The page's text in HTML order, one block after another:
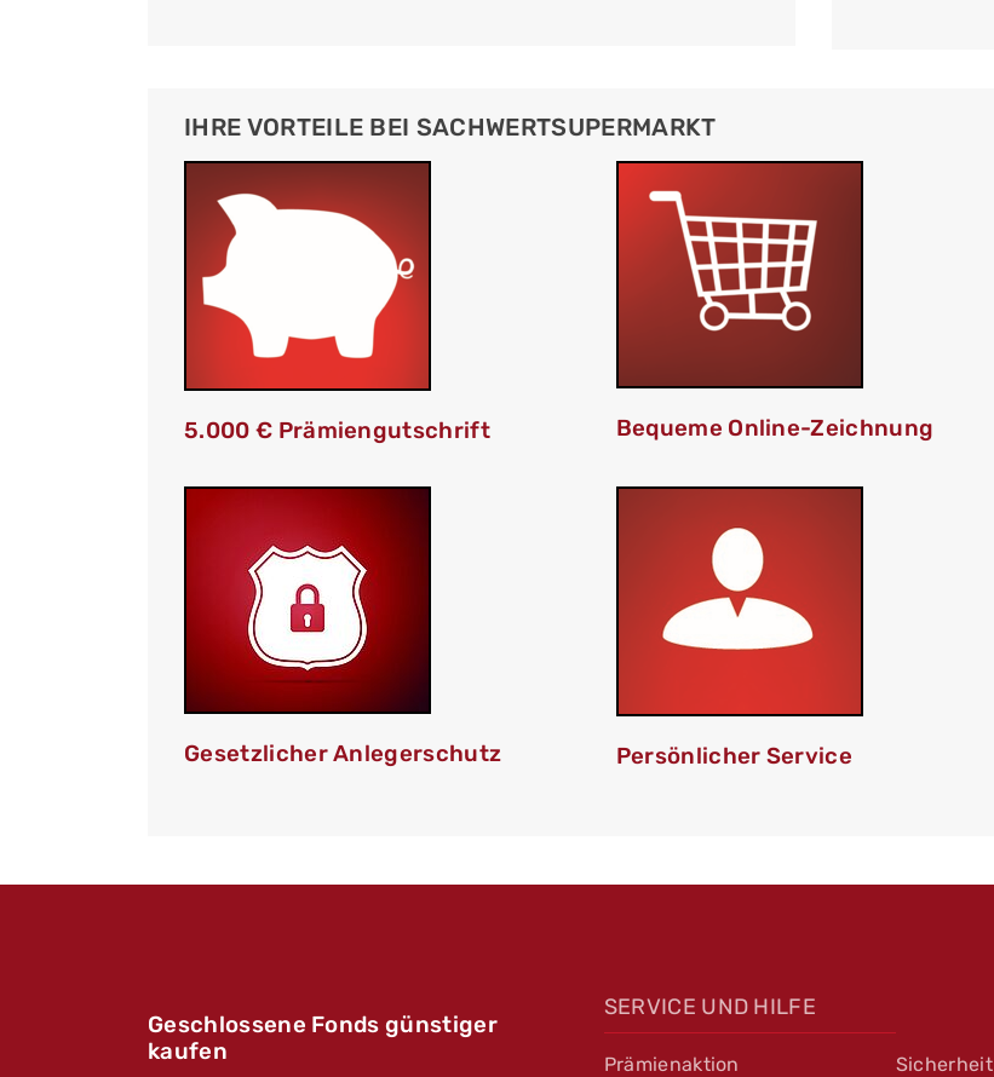
IHRE VORTEILE BEI SACHWERTSUPERMARKT
5.000 € Prämiengutschrift Bequeme Online-Zeichnung
Gesetzlicher Anlegerschutz Persönlicher Service
Geschlossene Fonds günstiger
kaufen
SERVICE UND HILFE
Prämienaktion Sicherheit